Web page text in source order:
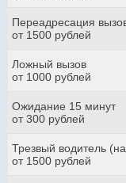
Переадресация
от 1500 рублей
Ложный вызов
от 1000 рублей
Ожидание 15 минут
от 300 рублей
Трезвый водитель
от 1500 рублей